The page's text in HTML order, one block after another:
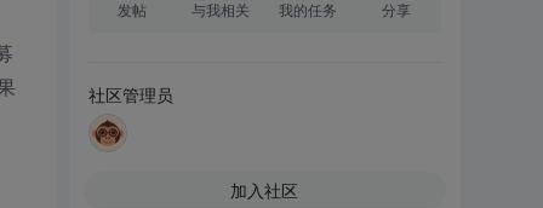
发帖 与我相关 我的任务 分享
社区管理员
加入社区